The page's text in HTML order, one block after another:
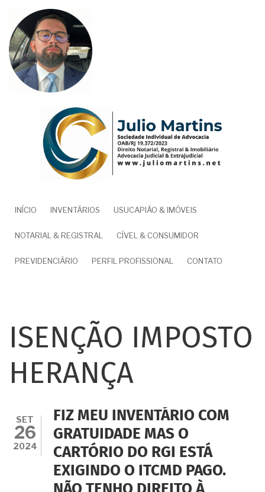
para
conteúdo
principal
NAVEGAÇÃO
PRINCIPAL
INÍCIO INVENTÁRIOS USUCAPIÃO & IMÓVEIS
NOTARIAL & REGISTRAL CÍVEL & CONSUMIDOR
PREVIDENCIÁRIO PERFIL PROFISSIONAL CONTATO
ISENÇÃO IMPOSTO
HERANÇA
SET
26
2024
FIZ MEU INVENTÁRIO COM
GRATUIDADE MAS O
CARTÓRIO DO RGI ESTÁ
EXIGINDO O ITCMD PAGO.